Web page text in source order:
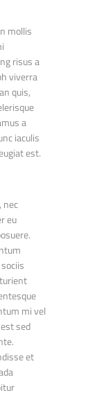
mollis
risus a
viverra
quis,
a
iaculis
est.
nec
eu
mi vel
sed
et